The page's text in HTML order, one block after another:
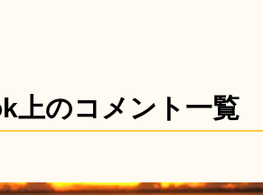
上のコメント一覧